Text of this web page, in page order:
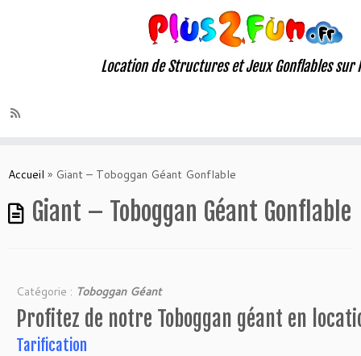
to
Location de Structures et Jeux Gonflables sur
Accueil » Giant – Toboggan Géant Gonflable
Giant – Toboggan Géant Gonflable
Catégorie : Toboggan Géant
Profitez de notre Toboggan géant en
Tarification